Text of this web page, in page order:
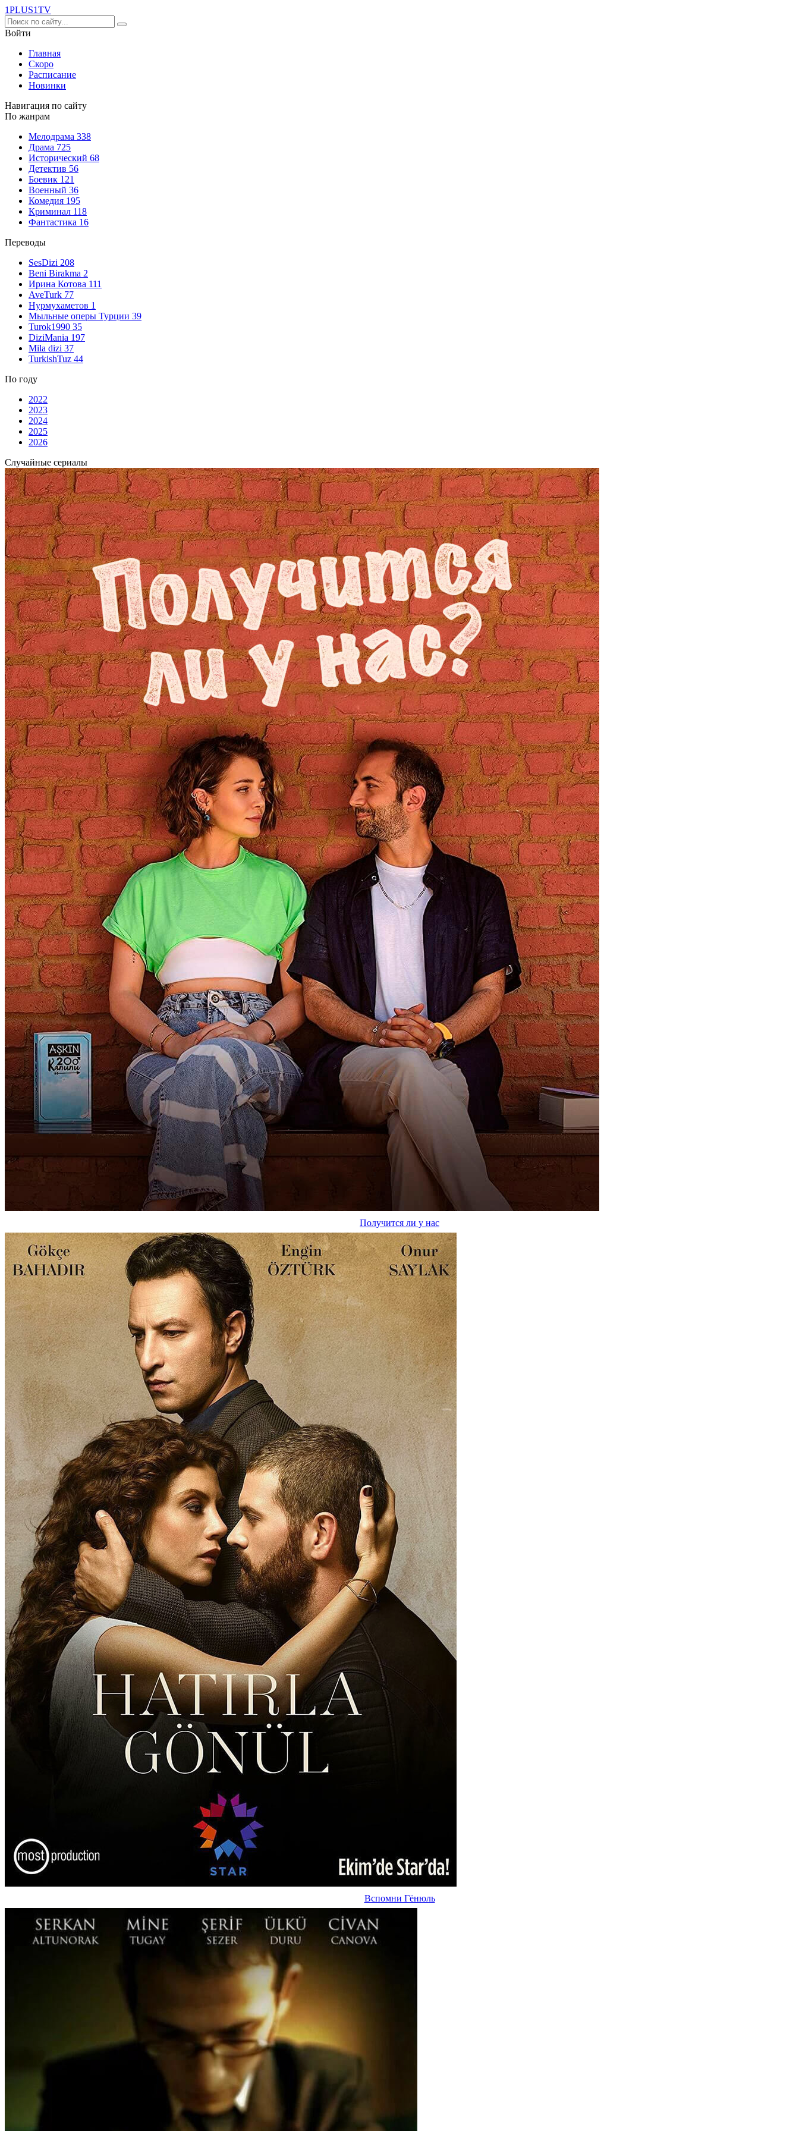
1PLUS1TV
Войти
Главная
Скоро
Расписание
Новинки
Навигация по сайту
По жанрам
Мелодрама 338
Драма 725
Исторический 68
Детектив 56
Боевик 121
Военный 36
Комедия 195
Криминал 118
Фантастика 16
Переводы
SesDizi 208
Beni Birakma 2
Ирина Котова 111
AveTurk 77
Нурмухаметов 1
Мыльные оперы Турции 39
Turok1990 35
DiziMania 197
Mila dizi 37
TurkishTuz 44
По году
2022
2023
2024
2025
2026
Случайные сериалы
Получится ли у нас
Вспомни Гёнюль